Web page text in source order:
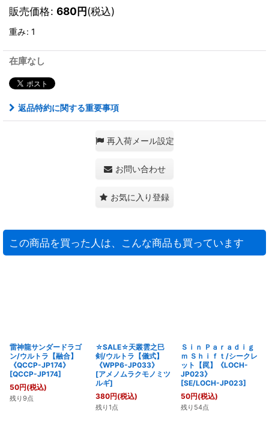
販売価格: 680円(税込)
重み: 1
在庫なし
返品特約に関する重要事項
再入荷メール設定
お問い合わせ
お気に入り登録
この商品を買った人は、こんな商品も買っています
雷神龍サンダードラゴ
ン/ウルトラ【融合】
《QCCP-JP174》
[QCCP-JP174]
50円(税込)
残り9点
☆SALE☆天叢雲之巳
剣/ウルトラ【儀式】
《WPP6-JP033》
[アメノムラクモノミツ
ルギ]
380円(税込)
残り1点
Ｓｉｎ Ｐａｒａｄｉｇ
ｍ Ｓｈｉｆｔ/シークレ
ット【罠】《LOCH-
JP023》
[SE/LOCH-JP023]
50円(税込)
残り54点